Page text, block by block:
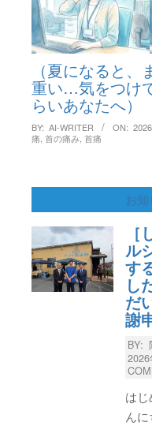
（夏になると
重い…気をつけ
らいあなたへ）
BY: AI-WRITER ON:
痛 首の痛み, 首痛
お
ル
す
し
だ
謝
BY:
は
ん